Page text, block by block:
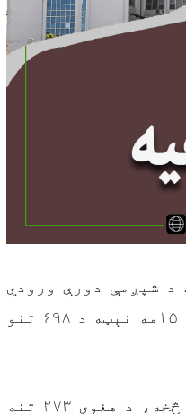
د شپږمې دورې ورودي
ازموینه د ۱۴۰۵ هجري لمریز کال د ثور (غويي) د میاشتې په ۱۵مه نېټه د ۶۹۸ تنو
د ازموینې په دې دوره کې د ۶۹۸ حاضرو ګډونوالو له جملې څخه، د هغوی ۲۷۳ تنه